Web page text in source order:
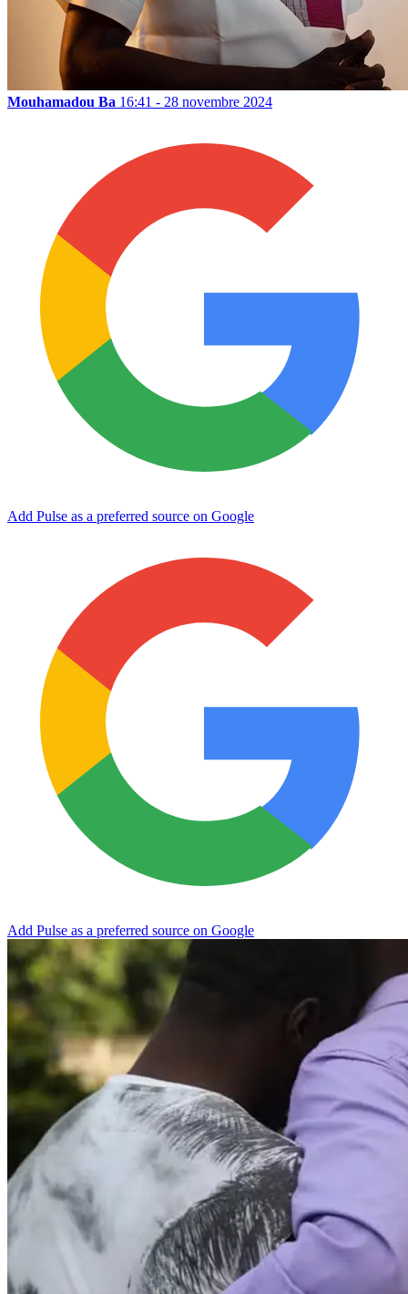
Mouhamadou Ba 16:41 - 28 novembre 2024
Add Pulse as a preferred source on Google
Add Pulse as a preferred source on Google